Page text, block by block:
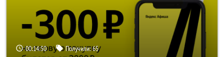
00:14:48 Получили:65